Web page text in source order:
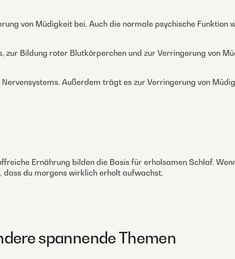
von Müdigkeit bei. Auch die normale psychische Funktion
zur Bildung roter Blutkörperchen und zur Verringerung von
Außerdem trägt es zur Verringerung von
Ernährung bilden die Basis für erholsamen Schlaf.
dass du morgens wirklich erholt aufwachst.
spannende Themen